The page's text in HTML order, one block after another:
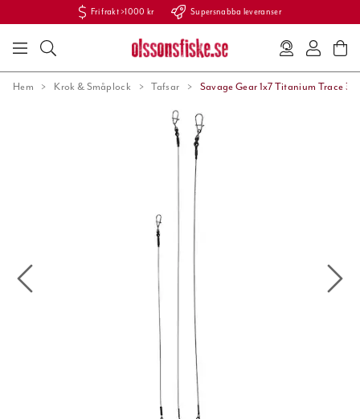
Fri frakt >1000 kr Supersnabba leveranser
Hem Krok & Småplock Tafsar Savage Gear 1x7 Titanium Trace